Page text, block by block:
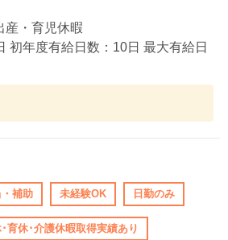
産・育児休暇
初年度有給日数：10日 最大有給日
補助 未経験OK 日勤のみ
育休･介護休暇取得実績あり